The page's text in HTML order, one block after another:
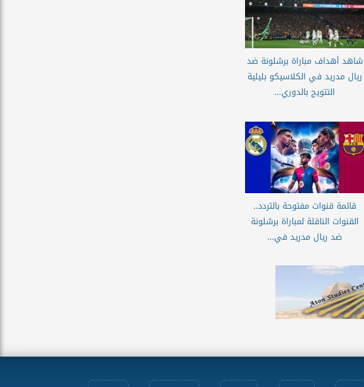
شاهد أهداف مباراة برشلونة ضد
ريال مدريد في الكلاسيكو بليلية
التتويج بالدوري...
قائمة قنوات مفتوحة بالتردد..
القنوات الناقلة لمباراة برشلونة
ضد ريال مدريد في...